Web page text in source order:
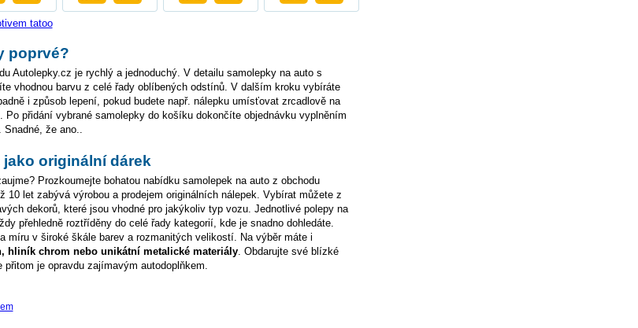
tatoo
poprvé?
Autolepky.cz je rychlý a jednoduchý. V detailu samolepky na auto s
vhodnou barvu z celé řady oblíbených odstínů. V dalším kroku vybíráte
i způsob lepení, pokud budete např. nálepku umísťovat zrcadlově na
Po přidání vybrané samolepky do košíku dokončíte objednávku vyplněním
že ano..
originální dárek
Prozkoumejte bohatou nabídku samolepek na auto z obchodu
10 let zabývá výrobou a prodejem originálních nálepek. Vybírat můžete z
dekorů, které jsou vhodné pro jakýkoliv typ vozu. Jednotlivé polepy na
přehledně roztříděny do celé řady kategorií, kde je snadno dohledáte.
míru v široké škále barev a rozmanitých velikostí. Na výběr máte i
hliník chrom nebo unikátní metalické materiály. Obdarujte své blízké
je opravdu zajímavým autodoplňkem.